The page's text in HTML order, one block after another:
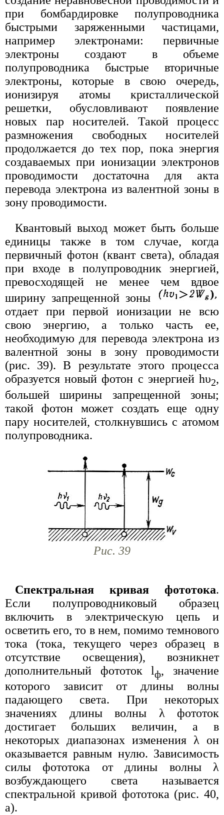
при бомбардировке полупроводника
быстрыми заряженными частицами,
например электронами: первичные
электроны создают в объеме
полупроводника быстрые вторичные
электроны, которые в свою очередь,
ионизируя атомы кристаллической
решетки, обусловливают появление
новых пар носителей. Такой процесс
размножения свободных носителей
продолжается до тех пор, пока энергия
создаваемых при ионизации электронов
проводимости достаточна для акта
перевода электрона из валентной зоны в
зону проводимости.
Квантовый выход может быть больше
единицы также в том случае, когда
первичный фотон (квант света), обладая
при входе в полупроводник энергией,
превосходящей не менее чем вдвое
ширину запрещенной зоны
отдает при первой ионизации не всю
свою энергию, а только часть ее,
необходимую для перевода электрона из
валентной зоны в зону проводимости
(рис. 39). В результате этого процесса
образуется новый фотон с энергией hυ2,
большей ширины запрещенной зоны;
такой фотон может создать еще одну
пару носителей, столкнувшись с атомом
полупроводника.
Рис. 39
Спектральная кривая фототока.
Если полупроводниковый образец
включить в электрическую цепь и
осветить его, то в нем, помимо темнового
тока (тока, текущего через образец в
отсутствие освещения), возникнет
дополнительный фототок lф, значение
которого зависит от длины волны
падающего света. При некоторых
значениях длины волны λ фототок
достигает больших величин, а в
некоторых диапазонах изменения λ он
оказывается равным нулю. Зависимость
силы фототока от длины волны λ
возбуждающего света называется
спектральной кривой фототока (рис. 40,
а).